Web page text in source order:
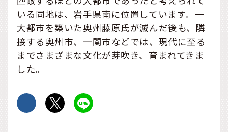
いる同地は、岩手県南に位置しています。一
大都市を築いた奥州藤原氏が滅んだ後も、隣
接する奥州市、一関市などでは、現代に至る
までさまざまな文化が芽吹き、育まれてきま
した。